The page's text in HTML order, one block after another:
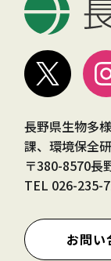
長野県生物多
課、環境保全
〒380-8570長
TEL 026-235-
お問い